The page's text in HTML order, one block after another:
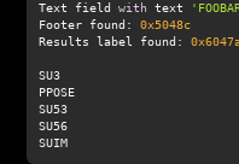
Text field with text
Footer found: 0x5048c
Results label found:
SUIM